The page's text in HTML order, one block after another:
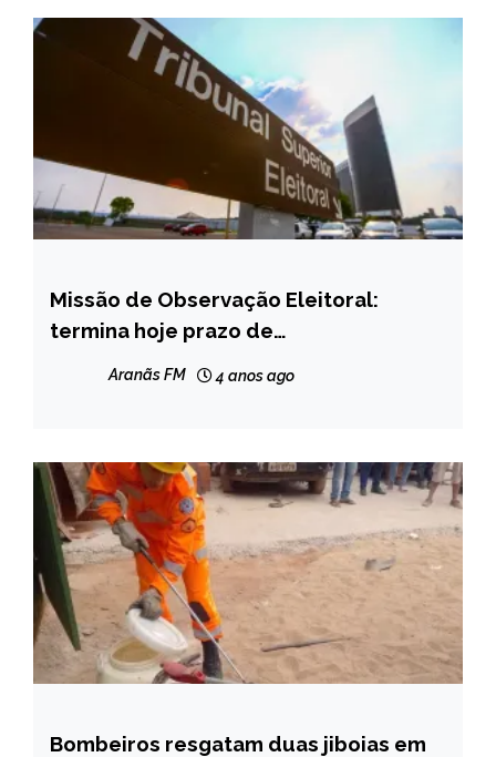
BRASIL
NOTÍCIAS
Missão de Observação Eleitoral:
termina hoje prazo de
Aranãs FM 4 anos ago
CAPELINHA
Bombeiros resgatam duas jiboias em